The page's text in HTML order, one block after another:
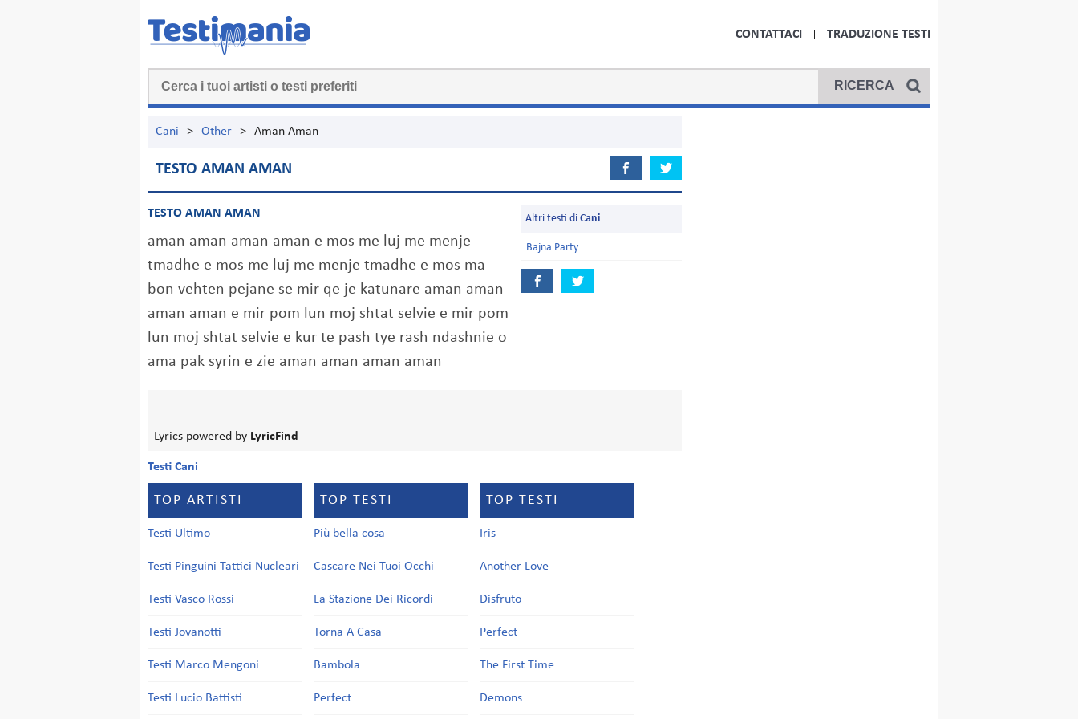
CONTATTACI TRADUZIONE TESTI
Cani > Other > Aman Aman
TESTO AMAN AMAN
TESTO AMAN AMAN
aman aman aman aman e mos me luj me menje
tmadhe e mos me luj me menje tmadhe e mos ma
bon vehten pejane se mir qe je katunare aman aman
aman aman e mir pom lun moj shtat selvie e mir pom
lun moj shtat selvie e kur te pash tye rash ndashnie o
ama pak syrin e zie aman aman aman aman
Altri testi di Cani
Bajna Party
Lyrics powered by LyricFind
Testi Cani
TOP ARTISTI
Testi Ultimo
Testi Pinguini Tattici Nucleari
Testi Vasco Rossi
Testi Jovanotti
Testi Marco Mengoni
Testi Lucio Battisti
TOP TESTI
Più bella cosa
Cascare Nei Tuoi Occhi
La Stazione Dei Ricordi
Torna A Casa
Bambola
Perfect
TOP TESTI
Iris
Another Love
Disfruto
Perfect
The First Time
Demons